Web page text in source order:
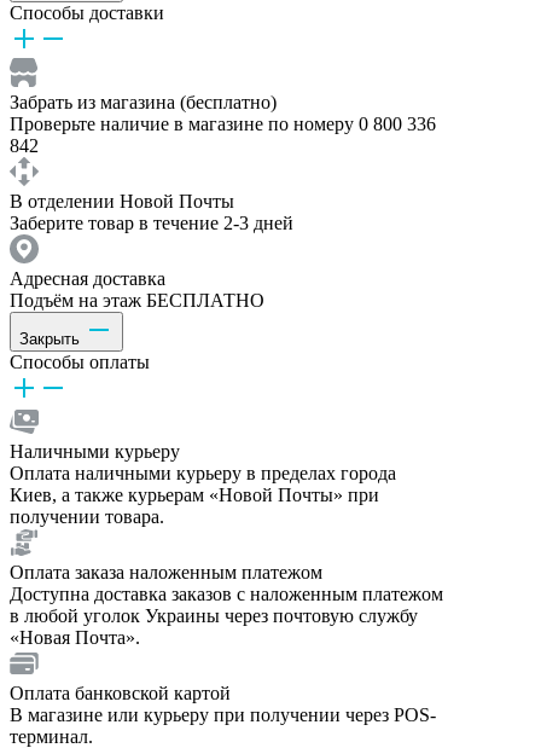
Способы доставки
Забрать из магазина (бесплатно)
Проверьте наличие в магазине по номеру 0 800 336
842
В отделении Новой Почты
Заберите товар в течение 2-3 дней
Адресная доставка
Подъём на этаж БЕСПЛАТНО
Закрыть
Способы оплаты
Наличными курьеру
Оплата наличными курьеру в пределах города
Киев, а также курьерам «Новой Почты» при
получении товара.
Оплата заказа наложенным платежом
Доступна доставка заказов с наложенным платежом
в любой уголок Украины через почтовую службу
«Новая Почта».
Оплата банковской картой
В магазине или курьеру при получении через POS-
терминал.